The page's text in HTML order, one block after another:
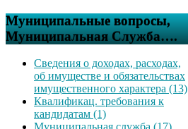
Муниципальные вопросы,
Муниципальная Служба….
Сведения о доходах, расходах,
об имуществе и обязательствах
имущественного характера (13)
Квалификац. требования к
кандидатам (1)